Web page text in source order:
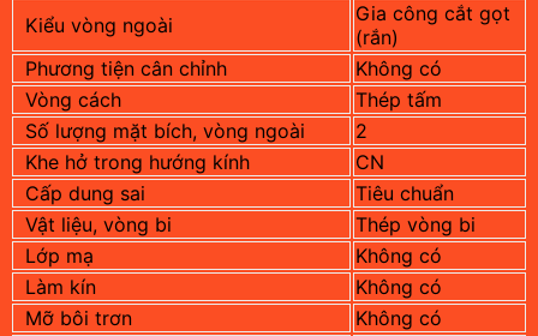
Kiểu vòng ngoài
Gia công cắt gọt
(rắn)
Phương tiện cân chỉnh
Không có
Vòng cách
Thép tấm
Số lượng mặt bích, vòng ngoài
2
Khe hở trong hướng kính
CN
Cấp dung sai
Tiêu chuẩn
Vật liệu, vòng bi
Thép vòng bi
Lớp mạ
Không có
Làm kín
Không có
Mỡ bôi trơn
Không có